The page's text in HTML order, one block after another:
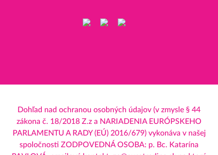
Dohľad nad ochranou osobných údajov (v zmysle § 44
zákona č. 18/2018 Z.z a NARIADENIA EURÓPSKEHO
PARLAMENTU A RADY (EÚ) 2016/679) vykonáva v našej
spoločnosti ZODPOVEDNÁ OSOBA: p. Bc. Katarína